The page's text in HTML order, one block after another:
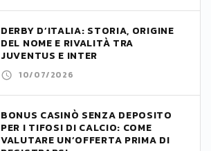
DERBY D’ITALIA: STORIA, ORIGINE
DEL NOME E RIVALITÀ TRA
JUVENTUS E INTER
10/07/2026
BONUS CASINÒ SENZA DEPOSITO
PER I TIFOSI DI CALCIO: COME
VALUTARE UN’OFFERTA PRIMA DI